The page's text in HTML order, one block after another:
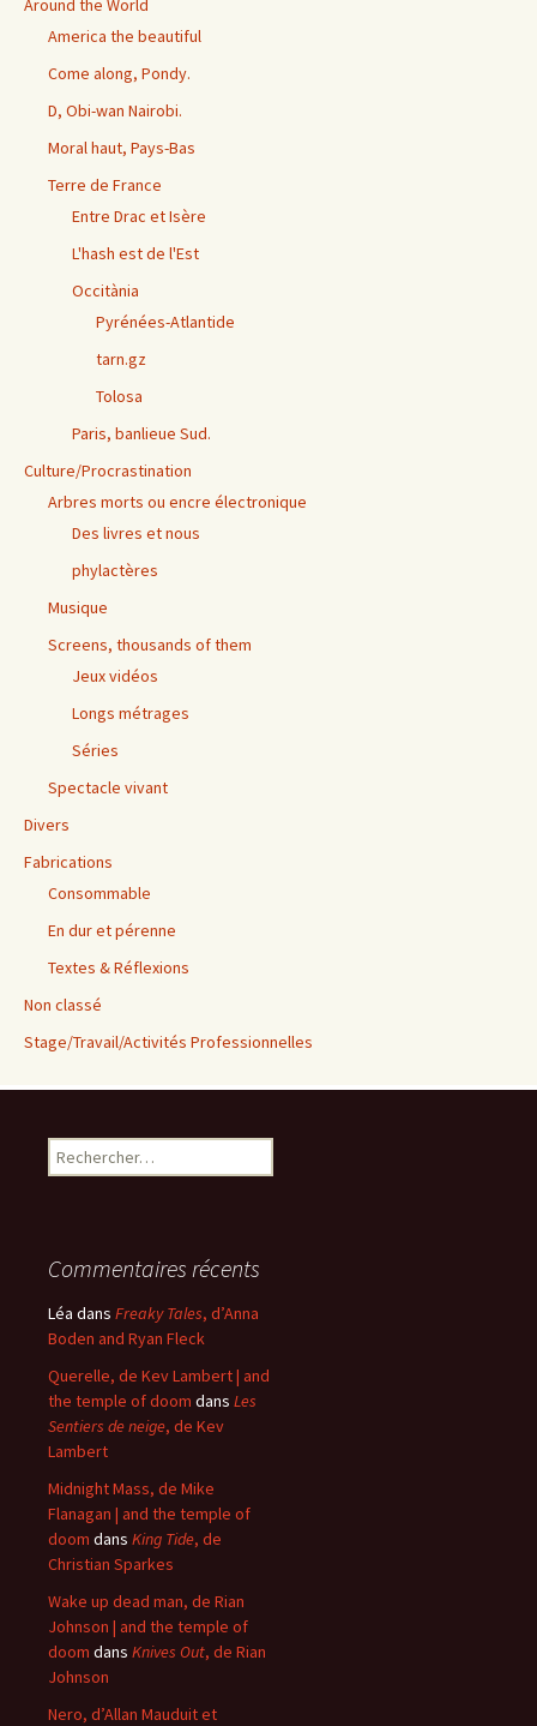
Around the World
America the beautiful
Come along, Pondy.
D, Obi-wan Nairobi.
Moral haut, Pays-Bas
Terre de France
Entre Drac et Isère
L'hash est de l'Est
Occitània
Pyrénées-Atlantide
tarn.gz
Tolosa
Paris, banlieue Sud.
Culture/Procrastination
Arbres morts ou encre électronique
Des livres et nous
phylactères
Musique
Screens, thousands of them
Jeux vidéos
Longs métrages
Séries
Spectacle vivant
Divers
Fabrications
Consommable
En dur et pérenne
Textes & Réflexions
Non classé
Stage/Travail/Activités Professionnelles
Rechercher :
Commentaires récents
Léa dans Freaky Tales, d’Anna
Boden and Ryan Fleck
Querelle, de Kev Lambert | and
the temple of doom dans Les
Sentiers de neige, de Kev
Lambert
Midnight Mass, de Mike
Flanagan | and the temple of
doom dans King Tide, de
Christian Sparkes
Wake up dead man, de Rian
Johnson | and the temple of
doom dans Knives Out, de Rian
Johnson
Nero, d’Allan Mauduit et